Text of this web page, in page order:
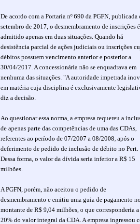
De acordo com a Portaria nº 690 da PGFN, publicada
setembro de 2017, o desmembramento de inscrições é
admitido apenas em duas situações. Quando há
desistência parcial de ações judiciais ou inscrições
débitos possuem vencimento anterior e posterior a
30/04/2017. A concessionária não se enquadrava em
nenhuma das situações. "A autoridade impetrada
em matéria cuja disciplina é exclusivamente
diz a decisão.
Ao questionar essa norma, a empresa requereu a
de apenas parte das competências de uma das CDAs,
referentes ao período de 07/2007 a 08/2008, após o
deferimento de pedido de inclusão de débito no Pert.
Dessa forma, o valor da dívida seria inferior a R$ 15
milhões.
A PGFN, porém, não aceitou o pedido de
desmembramento e emitiu uma guia de pagamento no
montante de R$ 9,04 milhões, o que corresponderia a
20% do valor integral da CDA. A empresa ingressou